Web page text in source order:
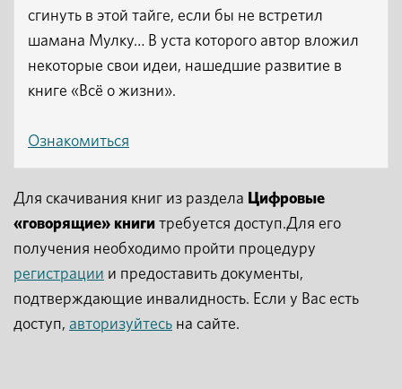
сгинуть в этой тайге, если бы не встретил
шамана Мулку… В уста которого автор вложил
некоторые свои идеи, нашедшие развитие в
книге «Всё о жизни».
Ознакомиться
Для скачивания книг из раздела Цифровые
«говорящие» книги требуется доступ.Для его
получения необходимо пройти процедуру
регистрации и предоставить документы,
подтверждающие инвалидность. Если у Вас есть
доступ, авторизуйтесь на сайте.